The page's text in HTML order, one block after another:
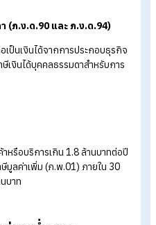
มีเบี้ยปรับหรือเงินเพิ่มตามที่กรม
นไลน์ควรตรวจสอบประเภทเงินได้
ชัดเจน ส่วนการยื่น ภ.ง.ด.90 ในช่ว
วก่อนยื่นภาษีสำหรับ